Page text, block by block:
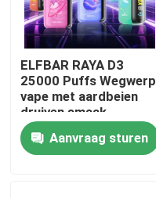
Over ons
Fabrieksreis
Kwaliteitscontrole
Contacteer ons
ELFBAR RAYA D3
25000 Puffs Wegwerp
vape met aardbeien
druiven smaak
Aanvraag sturen